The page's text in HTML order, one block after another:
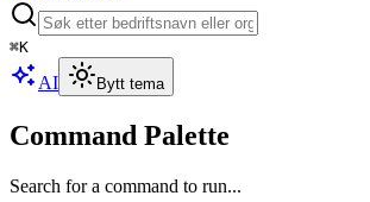
⌘K
AI Bytt tema
Command Palette
Search for a command to run...